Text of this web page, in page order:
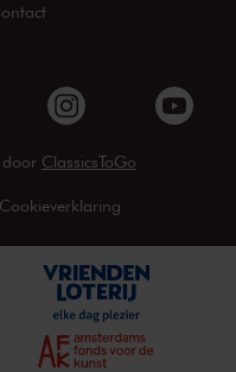
ClassicsToGo
Cookieverklaring